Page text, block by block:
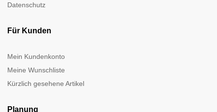
Datenschutz
Für Kunden
Mein Kundenkonto
Meine Wunschliste
Kürzlich gesehene Artikel
Planung